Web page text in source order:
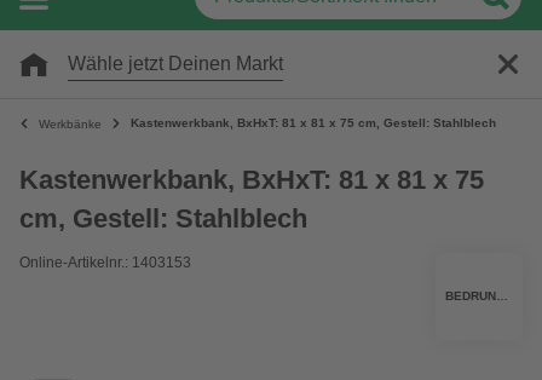
Wähle jetzt Deinen Markt
Werkbänke Kastenwerkbank, BxHxT: 81 x 81 x 75 cm, Gestell: Stahlblech
Kastenwerkbank, BxHxT: 81 x 81 x 75
cm, Gestell: Stahlblech
Online-Artikelnr.: 1403153